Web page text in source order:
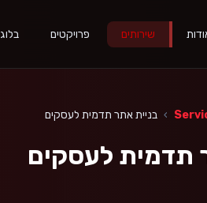
שירותים פרויקטים בלוג
› בניית אתר תדמית לעסקים
תדמית לעסקים